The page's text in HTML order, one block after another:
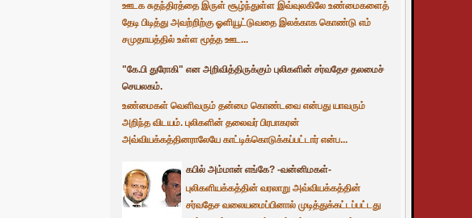
ஊடக சுதந்திரத்தை இருள் சூழ்ந்துள்ள இவ்வுலகிலே உண்மைகளைத்
தேடி பிடித்து அவற்றிற்கு ஓளியூட்டுவதை இலக்காக கொண்டு எம்
சமுதாயத்தில் உள்ள மூத்த ஊட...
"கே.பி துரோகி" என அறிவித்திருக்கும் புலிகளின் சர்வதேச தலமைச்
செயலகம்.
உண்மைகள் வெளிவரும் தன்மை கொண்டவை என்பது யாவரும்
அறிந்த விடயம். புலிகளின் தலைவர் பிரபாகரன்
அவ்வியக்கத்தினராலேயே காட்டிக்கொடுக்கப்பட்டார் என்ப...
கபில் அம்மான் எங்கே? -வன்னிமகள்-
புலிகளியக்கத்தின் வரலாறு அவ்வியக்கத்தின்
சர்வதேச வலையமைப்பினால் முடித்துக்கட்டப்பட்டது